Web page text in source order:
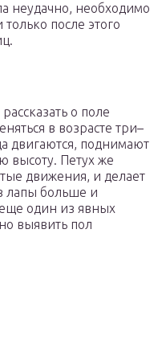
неудачно, необходимо
после этого
о поле
в возрасте три–
двигаются, поднимают
высоту. Петух же
движения, и делает
лапы больше и
один из явных
выявить пол